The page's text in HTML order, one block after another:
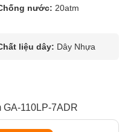
nước: 20atm
liệu dây: Dây Nhựa
110LP-7ADR